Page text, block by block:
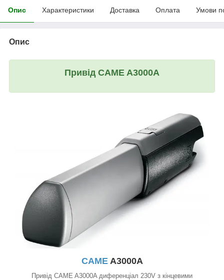
Опис Характеристики Доставка Оплата Умови
Опис
Привід CAME A3000A
CAMEA3000A
Привід CAME A3000A диференціал 230V з кінцевими